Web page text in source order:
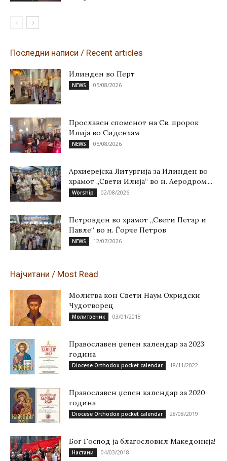
Последни написи / Recent articles
Илинден во Перт
NEWS 05/08/2026
Прославен споменот на Св. пророк
Илија во Сиденхам
NEWS 05/08/2026
Архиерејска Литургија за Илинден во
храмот „Свети Илија“ во н. Аеродром,...
Worship 02/08/2026
Петровден во храмот „Свети Петар и
Павле“ во н. Ѓорче Петров
NEWS 12/07/2026
Најчитани / Most Read
Молитва кон Свети Наум Охридски
Чудотворец
Молитвеник 03/01/2018
Православен џепен календар за 2023
година
Diocese Orthodox pocket calendar 18/11/2022
Православен џепен календар за 2020
година
Diocese Orthodox pocket calendar 28/08/2019
Бог Господ ја благословил Македонија!
Настани 04/03/2018